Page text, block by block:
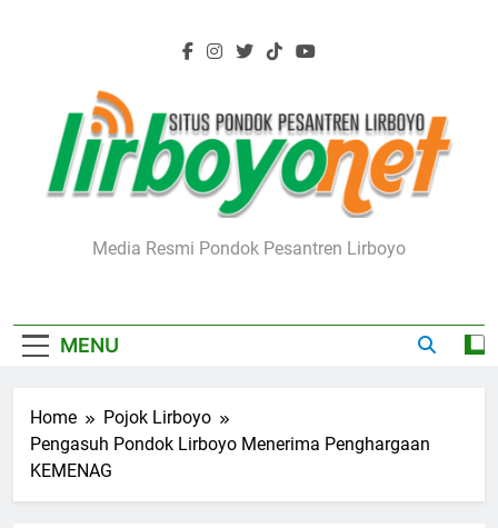
Lirboyo.net
Media Resmi Pondok Pesantren Lirboyo
MENU
Home
Pojok Lirboyo
Pengasuh Pondok Lirboyo Menerima Penghargaan
KEMENAG